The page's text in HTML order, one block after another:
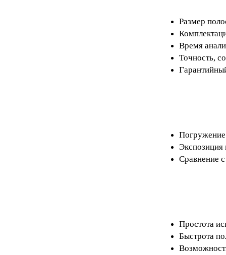
Размер
Время
Точность,
Погружение
Экспозиция
Сравнение
Простота
Быстрота